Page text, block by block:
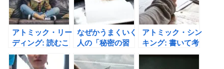
ケルズ)の書評
アトミック・リー
ディング: 読むこ
とと書くことから
考える読書術（五
なぜかうまくいく
人の「秘密の習
慣」（佐藤伝）の
書評
アトミック・シン
キング: 書いて考
える、ノートと思